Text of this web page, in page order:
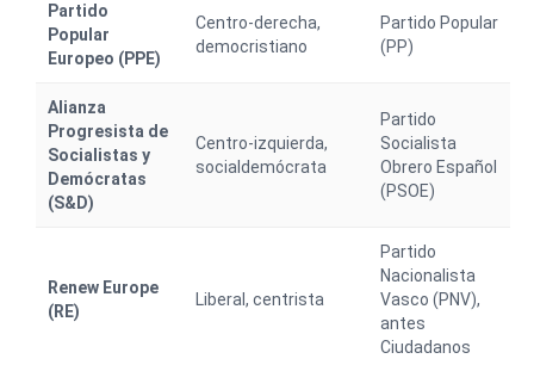
Partido
Popular
Europeo (PPE)
Centro-derecha,
democristiano
Partido Popular
(PP)
Alianza
Progresista de
Socialistas y
Demócratas
(S&D)
Centro-izquierda,
socialdemócrata
Partido
Socialista
Obrero Español
(PSOE)
Renew Europe
(RE)
Liberal, centrista
Partido
Nacionalista
Vasco (PNV),
antes
Ciudadanos